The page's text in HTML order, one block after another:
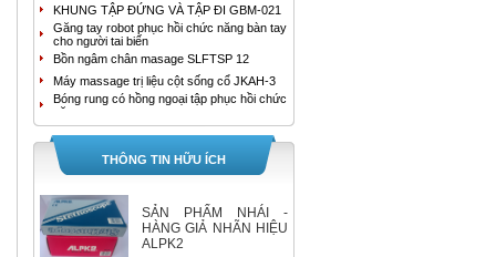
KHUNG TẬP ĐỨNG VÀ TẬP ĐI GBM-021
Găng tay robot phục hồi chức năng bàn tay
cho người tai biến
Bồn ngâm chân masage SLFTSP 12
Máy massage trị liệu cột sống cổ JKAH-3
Bóng rung có hồng ngoại tập phục hồi chức
năng tay
MÁY MASSAGE TRỊ LIỆU ĐAU LƯNG
JKAH-2
Bồn ngâm chân cao cấp HoMedics FB-650
Bồn ngâm chân con lăn kép tự động
Máy tạo oxy YUWELL 9F-3B
Máy tạo oxy YUWELL 9F-3AW
Máy hút dịch 1 bình Yuwell 7E-A
THÔNG TIN HỮU ÍCH
SẢN PHẨM NHÁI -
HÀNG GIẢ NHÃN HIỆU
ALPK2